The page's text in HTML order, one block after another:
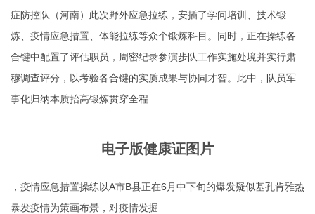
症防控队（河南）此次野外应急拉练，安插了学问培训、技术锻
炼、疫情应急措置、体能拉练等众个锻炼科目。同时，正在操练各
合键中配置了评估职员，周密纪录参演步队工作实施处境并实行肃
穆调查评分，以考验各合键的实质成果与协同才智。此中，队员军
事化归纳本质抬高锻炼贯穿全程
电子版健康证图片
，疫情应急措置操练以A市B县正在6月中下旬的爆发疑似基孔肯雅热
暴发疫情为策画布景，对疫情发掘